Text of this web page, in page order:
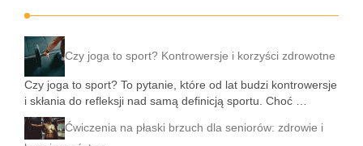
Czy joga to sport? Kontrowersje i korzyści zdrowotne
Czy joga to sport? To pytanie, które od lat budzi kontrowersje
i skłania do refleksji nad samą definicją sportu. Choć …
Ćwiczenia na płaski brzuch dla seniorów: zdrowie i